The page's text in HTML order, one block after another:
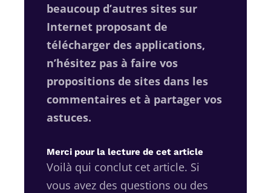
beaucoup d’autres sites sur
Internet proposant de
télécharger des applications,
n’hésitez pas à faire vos
propositions de sites dans les
commentaires et à partager vos
astuces.
Merci pour la lecture de cet article
Voilà qui conclut cet article. Si
vous avez des questions ou des